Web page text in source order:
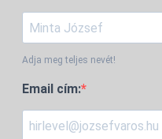
Adja meg teljes nevét!
Email cím: